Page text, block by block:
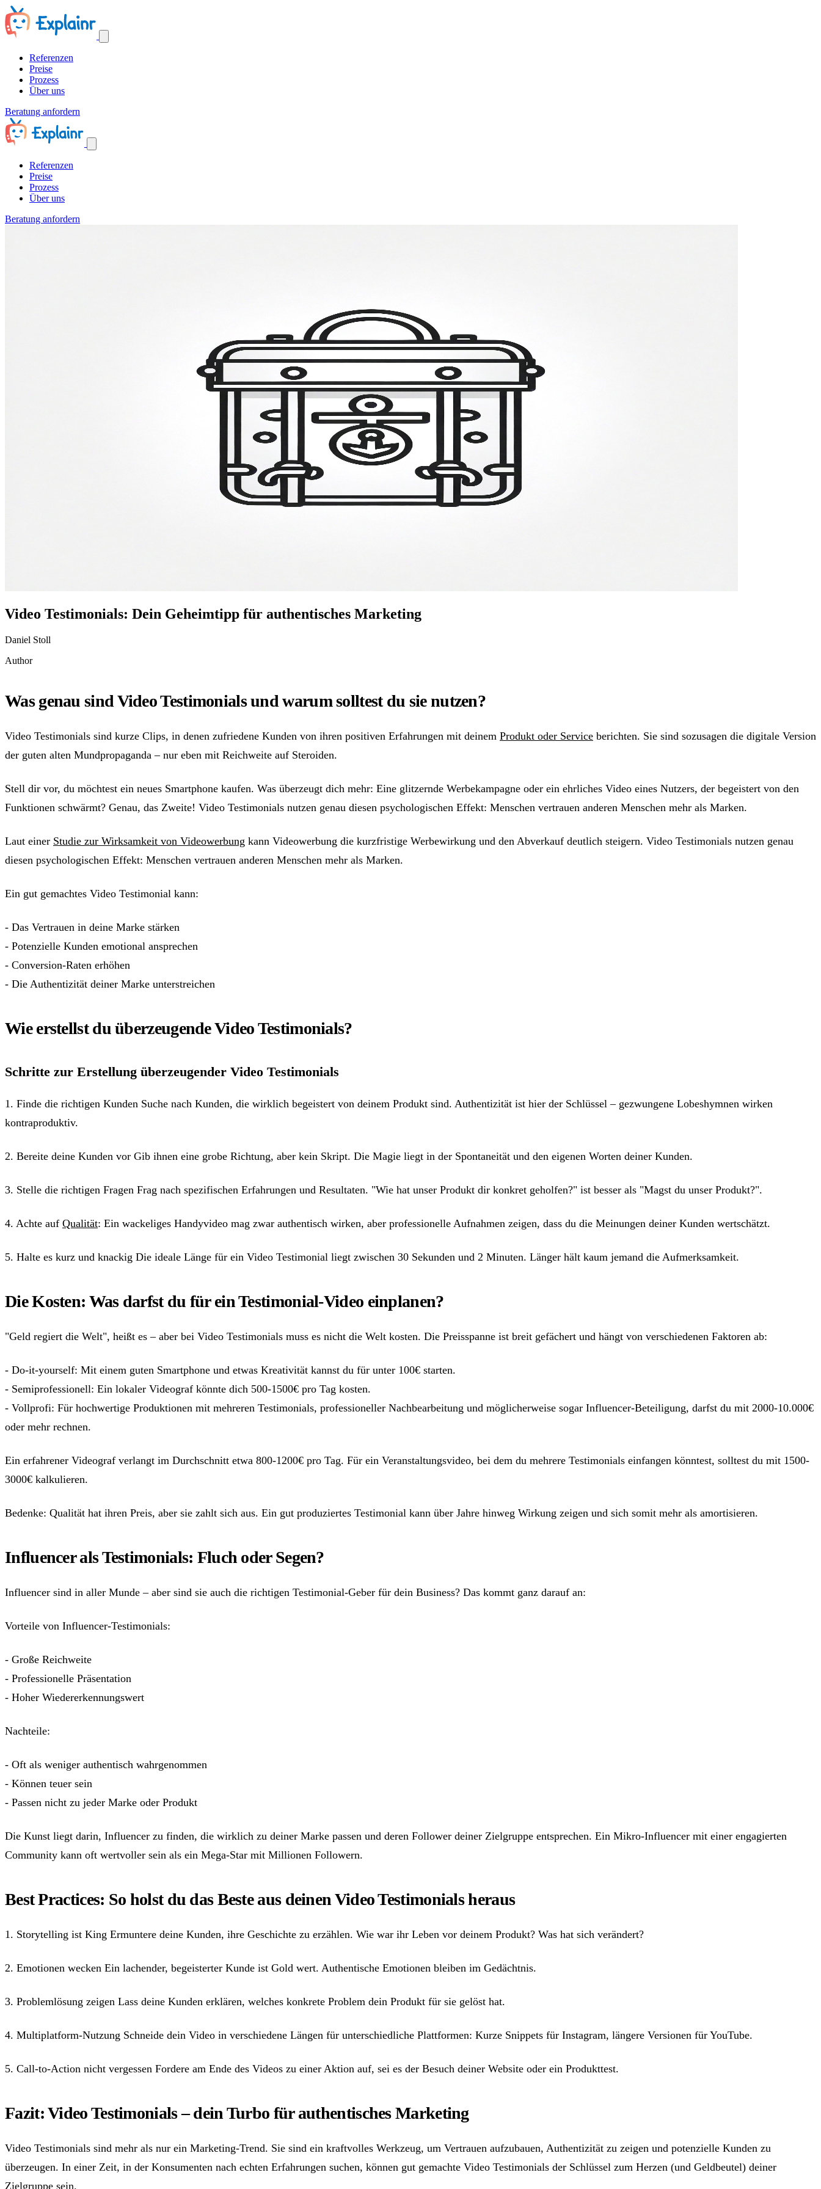
Referenzen
Preise
Prozess
Über uns
Beratung anfordern
Referenzen
Preise
Prozess
Über uns
Beratung anfordern
Video Testimonials: Dein Geheimtipp für authentisches Marketing
Daniel Stoll
Author
Was genau sind Video Testimonials und warum solltest du sie nutzen?
Video Testimonials sind kurze Clips, in denen zufriedene Kunden von ihren positiven Erfahrungen mit deinem Produkt oder Service berichten. Sie sind sozusagen die digitale Version
der guten alten Mundpropaganda – nur eben mit Reichweite auf Steroiden.
Stell dir vor, du möchtest ein neues Smartphone kaufen. Was überzeugt dich mehr: Eine glitzernde Werbekampagne oder ein ehrliches Video eines Nutzers, der begeistert von den
Funktionen schwärmt? Genau, das Zweite! Video Testimonials nutzen genau diesen psychologischen Effekt: Menschen vertrauen anderen Menschen mehr als Marken.
Laut einer Studie zur Wirksamkeit von Videowerbung kann Videowerbung die kurzfristige Werbewirkung und den Abverkauf deutlich steigern. Video Testimonials nutzen genau
diesen psychologischen Effekt: Menschen vertrauen anderen Menschen mehr als Marken.
Ein gut gemachtes Video Testimonial kann:
- Das Vertrauen in deine Marke stärken
- Potenzielle Kunden emotional ansprechen
- Conversion-Raten erhöhen
- Die Authentizität deiner Marke unterstreichen
Wie erstellst du überzeugende Video Testimonials?
Schritte zur Erstellung überzeugender Video Testimonials
1. Finde die richtigen Kunden Suche nach Kunden, die wirklich begeistert von deinem Produkt sind. Authentizität ist hier der Schlüssel – gezwungene Lobeshymnen wirken
kontraproduktiv.
2. Bereite deine Kunden vor Gib ihnen eine grobe Richtung, aber kein Skript. Die Magie liegt in der Spontaneität und den eigenen Worten deiner Kunden.
3. Stelle die richtigen Fragen Frag nach spezifischen Erfahrungen und Resultaten. "Wie hat unser Produkt dir konkret geholfen?" ist besser als "Magst du unser Produkt?".
4. Achte auf Qualität: Ein wackeliges Handyvideo mag zwar authentisch wirken, aber professionelle Aufnahmen zeigen, dass du die Meinungen deiner Kunden wertschätzt.
5. Halte es kurz und knackig Die ideale Länge für ein Video Testimonial liegt zwischen 30 Sekunden und 2 Minuten. Länger hält kaum jemand die Aufmerksamkeit.
Die Kosten: Was darfst du für ein Testimonial-Video einplanen?
"Geld regiert die Welt", heißt es – aber bei Video Testimonials muss es nicht die Welt kosten. Die Preisspanne ist breit gefächert und hängt von verschiedenen Faktoren ab:
- Do-it-yourself: Mit einem guten Smartphone und etwas Kreativität kannst du für unter 100€ starten.
- Semiprofessionell: Ein lokaler Videograf könnte dich 500-1500€ pro Tag kosten.
- Vollprofi: Für hochwertige Produktionen mit mehreren Testimonials, professioneller Nachbearbeitung und möglicherweise sogar Influencer-Beteiligung, darfst du mit 2000-10.000€
oder mehr rechnen.
Ein erfahrener Videograf verlangt im Durchschnitt etwa 800-1200€ pro Tag. Für ein Veranstaltungsvideo, bei dem du mehrere Testimonials einfangen könntest, solltest du mit 1500-
3000€ kalkulieren.
Bedenke: Qualität hat ihren Preis, aber sie zahlt sich aus. Ein gut produziertes Testimonial kann über Jahre hinweg Wirkung zeigen und sich somit mehr als amortisieren.
Influencer als Testimonials: Fluch oder Segen?
Influencer sind in aller Munde – aber sind sie auch die richtigen Testimonial-Geber für dein Business? Das kommt ganz darauf an:
Vorteile von Influencer-Testimonials:
- Große Reichweite
- Professionelle Präsentation
- Hoher Wiedererkennungswert
Nachteile:
- Oft als weniger authentisch wahrgenommen
- Können teuer sein
- Passen nicht zu jeder Marke oder Produkt
Die Kunst liegt darin, Influencer zu finden, die wirklich zu deiner Marke passen und deren Follower deiner Zielgruppe entsprechen. Ein Mikro-Influencer mit einer engagierten
Community kann oft wertvoller sein als ein Mega-Star mit Millionen Followern.
Best Practices: So holst du das Beste aus deinen Video Testimonials heraus
1. Storytelling ist King Ermuntere deine Kunden, ihre Geschichte zu erzählen. Wie war ihr Leben vor deinem Produkt? Was hat sich verändert?
2. Emotionen wecken Ein lachender, begeisterter Kunde ist Gold wert. Authentische Emotionen bleiben im Gedächtnis.
3. Problemlösung zeigen Lass deine Kunden erklären, welches konkrete Problem dein Produkt für sie gelöst hat.
4. Multiplatform-Nutzung Schneide dein Video in verschiedene Längen für unterschiedliche Plattformen: Kurze Snippets für Instagram, längere Versionen für YouTube.
5. Call-to-Action nicht vergessen Fordere am Ende des Videos zu einer Aktion auf, sei es der Besuch deiner Website oder ein Produkttest.
Fazit: Video Testimonials – dein Turbo für authentisches Marketing
Video Testimonials sind mehr als nur ein Marketing-Trend. Sie sind ein kraftvolles Werkzeug, um Vertrauen aufzubauen, Authentizität zu zeigen und potenzielle Kunden zu
überzeugen. In einer Zeit, in der Konsumenten nach echten Erfahrungen suchen, können gut gemachte Video Testimonials der Schlüssel zum Herzen (und Geldbeutel) deiner
Zielgruppe sein.